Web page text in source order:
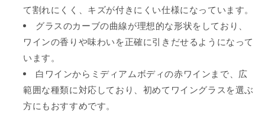
て割れにくく、キズが付きにくい仕様になっています。
グラスのカーブの曲線が理想的な形状をしており、
ワインの香りや味わいを正確に引きだせるようになって
います。
白ワインからミディアムボディの赤ワインまで、広
範囲な種類に対応しており、初めてワイングラスを選ぶ
方にもおすすめです。